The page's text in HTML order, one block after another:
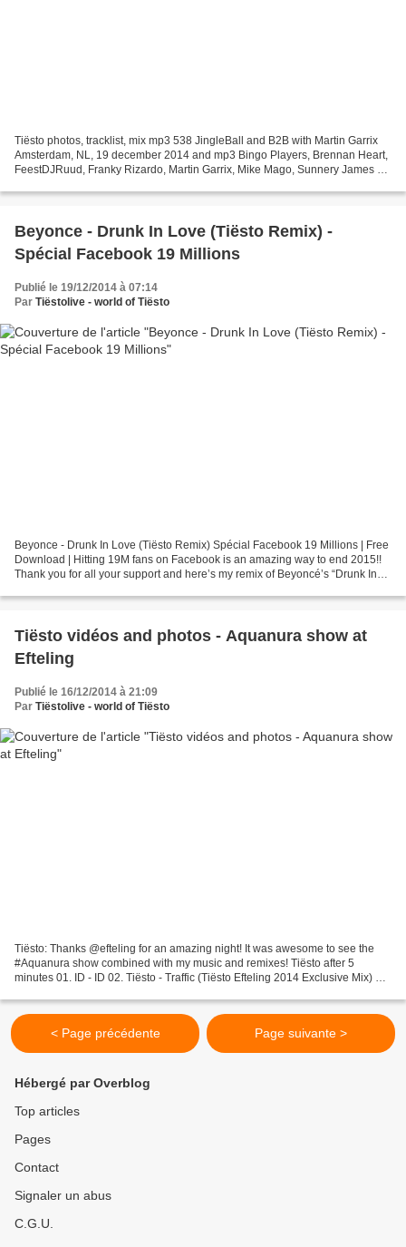
Tiësto photos, tracklist, mix mp3 538 JingleBall and B2B with Martin Garrix
Amsterdam, NL, 19 december 2014 and mp3 Bingo Players, Brennan Heart,
FeestDJRuud, Franky Rizardo, Martin Garrix, Mike Mago, Sunnery James &
Beyonce - Drunk In Love (Tiësto Remix) -
Spécial Facebook 19 Millions
Publié le 19/12/2014 à 07:14
Par Tiëstolive - world of Tiësto
Beyonce - Drunk In Love (Tiësto Remix) Spécial Facebook 19 Millions | Free
Download | Hitting 19M fans on Facebook is an amazing way to end 2015!!
Thank you for all your support and here’s my remix of Beyoncé’s “Drunk In
Tiësto vidéos and photos - Aquanura show at
Efteling
Publié le 16/12/2014 à 21:09
Par Tiëstolive - world of Tiësto
Tiësto: Thanks @efteling for an amazing night! It was awesome to see the
#Aquanura show combined with my music and remixes! Tiësto after 5
minutes 01. ID - ID 02. Tiësto - Traffic (Tiësto Efteling 2014 Exclusive Mix) 03.
< Page précédente Page suivante >
Hébergé par Overblog
Top articles
Pages
Contact
Signaler un abus
C.G.U.